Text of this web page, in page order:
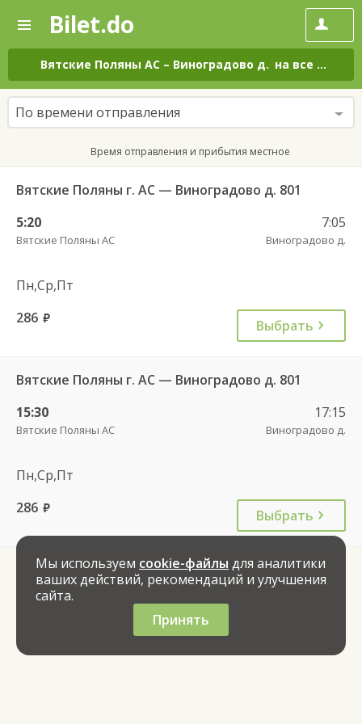
—
Поиск
и
покупка
билетов
на
автобус
онлайн
Bilet.do
Вятские Поляны АС – Виноградово д. на все дни
По времени отправления
Время отправления и прибытия местное
Вятские Поляны г. АС — Виноградово д. 801
5:20
Вятские Поляны АС
7:05
Виноградово д.
Пн,Ср,Пт
286 руб. Выбрать
Вятские Поляны г. АС — Виноградово д. 801
15:30
Вятские Поляны АС
17:15
Виноградово д.
Пн,Ср,Пт
286 руб. Выбрать
Мы используем cookie-файлы для аналитики
ваших действий, рекомендаций и улучшения
сайта.
Принять